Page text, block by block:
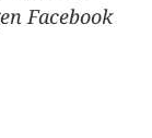
Facebook